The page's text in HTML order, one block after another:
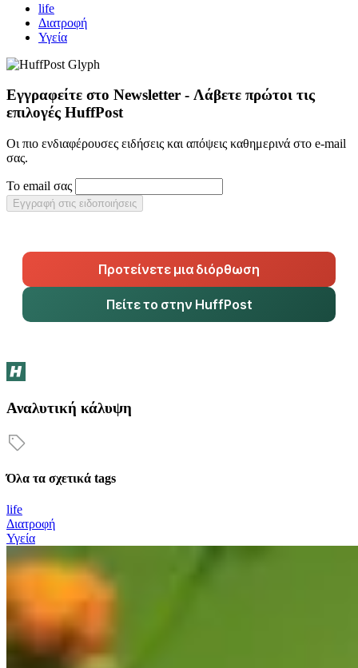
life
Διατροφή
Υγεία
Εγγραφείτε στο Newsletter - Λάβετε πρώτοι τις
επιλογές HuffPost
Οι πιο ενδιαφέρουσες ειδήσεις και απόψεις καθημερινά στο e-mail
σας.
Το email σας
Εγγραφή στις ειδοποιήσεις
Προτείνετε μια διόρθωση
Πείτε το στην HuffPost
Αναλυτική κάλυψη
Όλα τα σχετικά tags
life
Διατροφή
Υγεία